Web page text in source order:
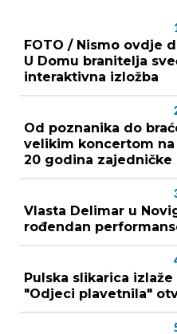
FOTO / Nismo ovdje
U Domu branitelja
interaktivna izložba
Od poznanika do
velikim koncertom
20 godina zajedničke
Vlasta Delimar u
rođendan
Pulska slikarica
"Odjeci plavetnila"